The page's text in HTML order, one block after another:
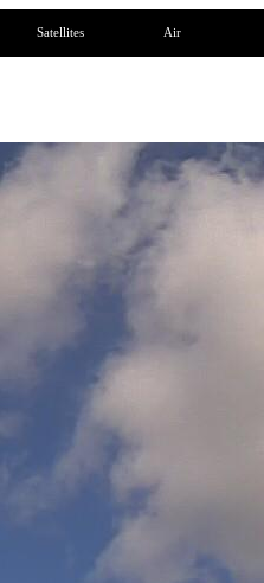
Satellites Air